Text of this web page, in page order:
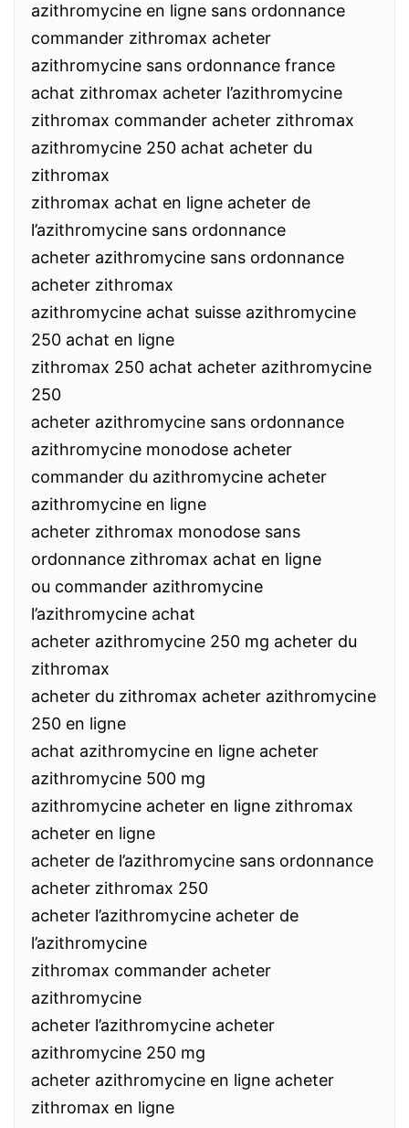
azithromycine en ligne sans ordonnance
commander zithromax acheter
azithromycine sans ordonnance france
achat zithromax acheter l’azithromycine
zithromax commander acheter zithromax
azithromycine 250 achat acheter du
zithromax
zithromax achat en ligne acheter de
l’azithromycine sans ordonnance
acheter azithromycine sans ordonnance
acheter zithromax
azithromycine achat suisse azithromycine
250 achat en ligne
zithromax 250 achat acheter azithromycine
250
acheter azithromycine sans ordonnance
azithromycine monodose acheter
commander du azithromycine acheter
azithromycine en ligne
acheter zithromax monodose sans
ordonnance zithromax achat en ligne
ou commander azithromycine
l’azithromycine achat
acheter azithromycine 250 mg acheter du
zithromax
acheter du zithromax acheter azithromycine
250 en ligne
achat azithromycine en ligne acheter
azithromycine 500 mg
azithromycine acheter en ligne zithromax
acheter en ligne
acheter de l’azithromycine sans ordonnance
acheter zithromax 250
acheter l’azithromycine acheter de
l’azithromycine
zithromax commander acheter
azithromycine
acheter l’azithromycine acheter
azithromycine 250 mg
acheter azithromycine en ligne acheter
zithromax en ligne